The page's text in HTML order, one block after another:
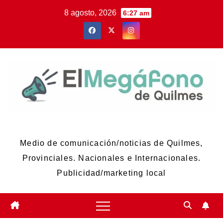
8 agosto, 2026 6:27 am
Medio de comunicación/noticias de Quilmes,
Provinciales. Nacionales e Internacionales.
Publicidad/marketing local